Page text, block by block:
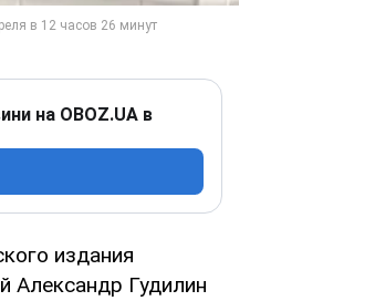
на OBOZ.UA в
издания
Александр Гудилин